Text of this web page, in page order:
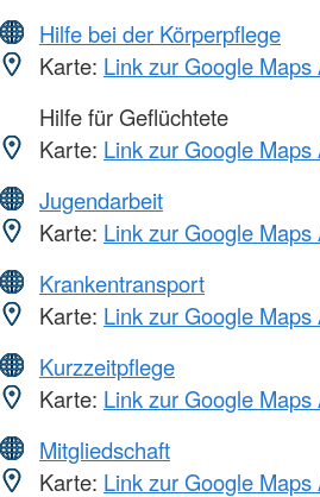
Hilfe bei der Körperpflege
Karte: Link zur Google Maps
Hilfe für Geflüchtete
Karte: Link zur Google Maps
Jugendarbeit
Karte: Link zur Google Maps
Krankentransport
Karte: Link zur Google Maps
Kurzzeitpflege
Karte: Link zur Google Maps
Mitgliedschaft
Karte: Link zur Google Maps